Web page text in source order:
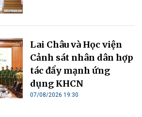
Lai Châu và Học viện
Cảnh sát nhân dân hợp
tác đẩy mạnh ứng
dụng KHCN
07/08/2026 19:30